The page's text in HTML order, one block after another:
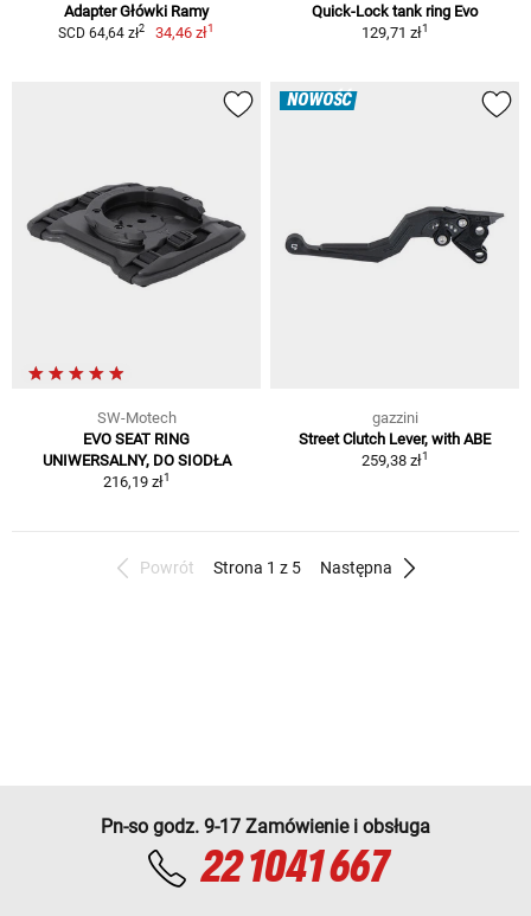
Adapter Główki Ramy
SCD 64,64 zł2 34,46 zł1
Quick-Lock tank ring Evo
129,71 zł1
SW-Motech
EVO SEAT RING
UNIWERSALNY, DO SIODŁA
216,19 zł1
NOWOŚĆ
gazzini
Street Clutch Lever, with ABE
259,38 zł1
Powrót Strona 1 z 5 Następna
Pn-so godz. 9-17 Zamówienie i obsługa
22 1041 667